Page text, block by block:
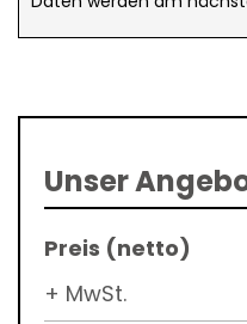
Unser
+ MwSt.